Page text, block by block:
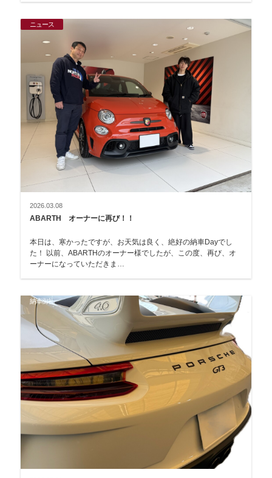
ニュース
2026.03.08
ABARTH オーナーに再び！！
本日は、寒かったですが、お天気は良く、絶好の納車Dayでし
た！ 以前、ABARTHのオーナー様でしたが、この度、再び、オ
ーナーになっていただきま…
納車御礼